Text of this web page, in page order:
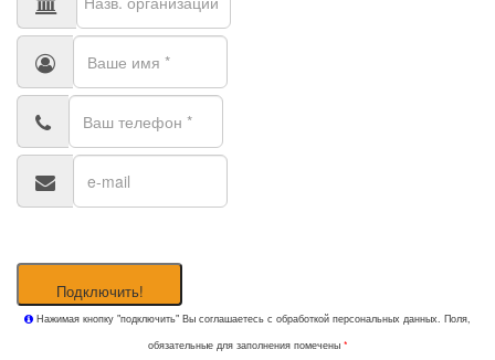
Подключить!
Нажимая кнопку "подключить" Вы соглашаетесь с обработкой персональных данных. Поля,
обязательные для заполнения помечены *